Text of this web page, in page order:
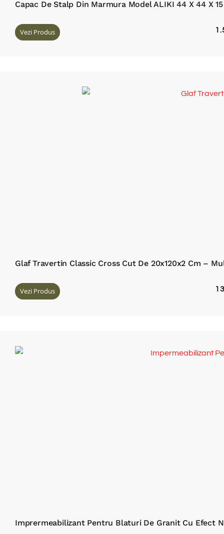
Capac De Stalp Din Marmura Model ALIKI 44 X 44 X
Vezi Produs
Glaf Travertin Classic Cross Cut De 20x120x2 Cm –
Vezi Produs
Imprermeabilizant Pentru Blaturi De Granit Cu Efect